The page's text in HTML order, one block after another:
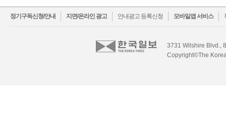
정기구독신청/안내 지면/온라인 광고 안내광고 등록신청 모바일앱 서비스
facebook
twitter
3731 Wilshire Blvd.,
Copyright©The